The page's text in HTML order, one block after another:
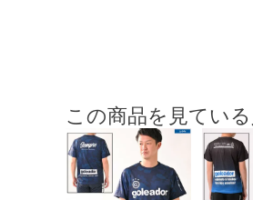
この商品を見てい